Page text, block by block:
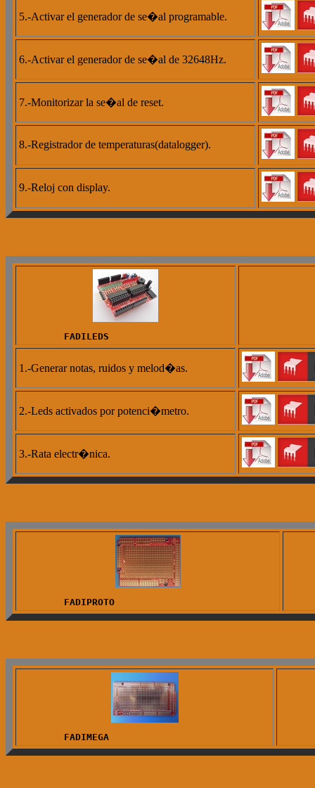
5.-Activar el generador de se�al programable.
6.-Activar el generador de se�al de 32648Hz.
7.-Monitorizar la se�al de reset.
8.-Registrador de temperaturas(datalogger).
9.-Reloj con display.
        FADILEDS
1.-Generar notas, ruidos y melod�as.
2.-Leds activados por potenci�metro.
3.-Rata electr�nica.
        FADIPROTO
        FADIMEGA